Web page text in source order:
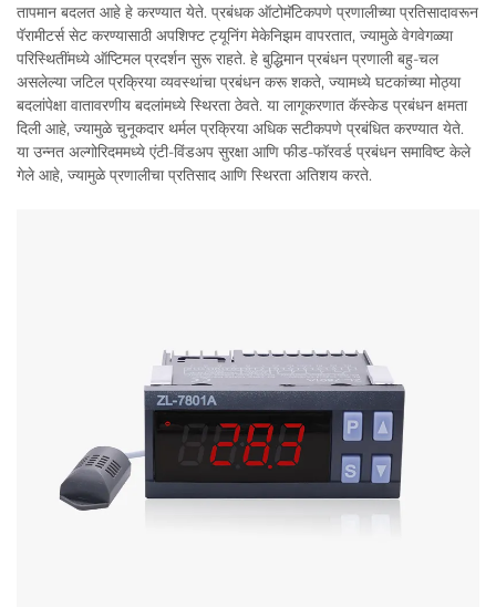
तापमान बदलत आहे हे करण्यात येते. प्रबंधक ऑटोमॅटिकपणे प्रणालीच्या प्रतिसादावरून
पॅरामीटर्स सेट करण्यासाठी अपशिफ्ट ट्यूनिंग मेकेनिझम वापरतात, ज्यामुळे वेगवेगळ्या
परिस्थितींमध्ये ऑप्टिमल प्रदर्शन सुरू राहते. हे बुद्धिमान प्रबंधन प्रणाली बहु-चल
असलेल्या जटिल प्रक्रिया व्यवस्थांचा प्रबंधन करू शकते, ज्यामध्ये घटकांच्या मोठ्या
बदलांपेक्षा वातावरणीय बदलांमध्ये स्थिरता ठेवते. या लागूकरणात कॅस्केड प्रबंधन क्षमता
दिली आहे, ज्यामुळे चुनूकदार थर्मल प्रक्रिया अधिक सटीकपणे प्रबंधित करण्यात येते.
या उन्नत अल्गोरिदममध्ये एंटी-विंडअप सुरक्षा आणि फीड-फॉरवर्ड प्रबंधन समाविष्ट केले
गेले आहे, ज्यामुळे प्रणालीचा प्रतिसाद आणि स्थिरता अतिशय करते.